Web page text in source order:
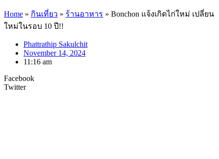
Home » กินเที่ยว » ร้านอาหาร » Bonchon แจ้งเกิดไก่ใหม่ เปลี่ยน
ใหม่ในรอบ 10 ปี!!
Phattrathip Sakulchit
November 14, 2024
11:16 am
Facebook
Twitter